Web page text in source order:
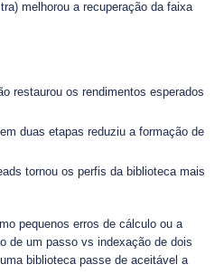
melhorou a recuperação da faixa
restaurou os rendimentos esperados
duas etapas reduziu a formação de
tornou os perfis da biblioteca mais
pequenos erros de cálculo ou a
de um passo vs indexação de dois
biblioteca passe de aceitável a